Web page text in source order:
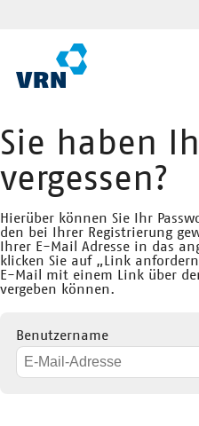
Sie haben
vergessen?
Hierüber können Sie Ihr
den bei Ihrer Registrierung
Ihrer E-Mail Adresse in das
klicken Sie auf „Link
E-Mail mit einem Link über
vergeben können.
Benutzername